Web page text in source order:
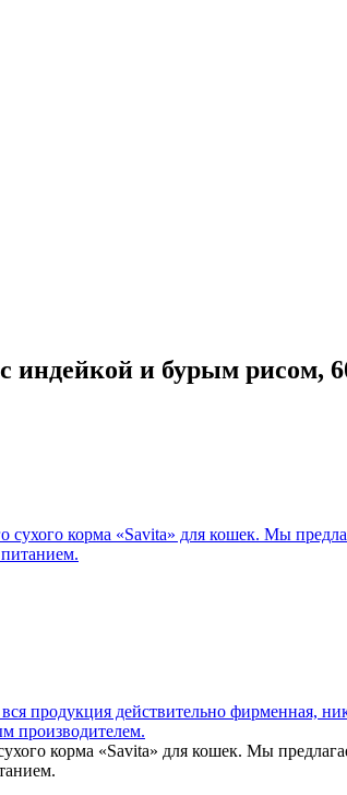
индейкой и бурым рисом,
корма «Savita» для кошек. Мы